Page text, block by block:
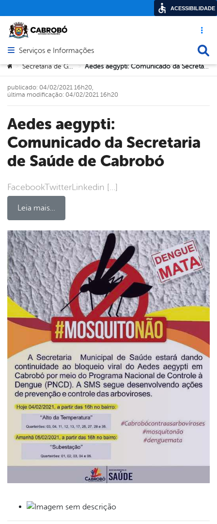
Acesso
Abrir menu principal de navegação
Serviços e Informações
Você está aqui:
> Secretaria de Governo > Aedes aegypti: Comunicado da Secretaria de Saúde de Cabrobó
Aedes aegypti:
Comunicado da Secretaria
de Saúde de Cabrobó
FacebookTwitterLinkedin […]
Leia mais…
publicado: 04/02/2021 16h20,
última modificação: 04/02/2021 16h20
ACESSIBILIDADE